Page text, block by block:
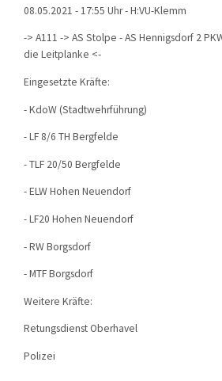
08.05.2021 - 17:55 Uhr - H:VU-Klemm
-> A111 -> AS Stolpe - AS Hennigsdorf 2
die Leitplanke <-
Eingesetzte Kräfte:
- KdoW (Stadtwehrführung)
- LF 8/6 TH Bergfelde
- TLF 20/50 Bergfelde
- ELW Hohen Neuendorf
- LF20 Hohen Neuendorf
- RW Borgsdorf
- MTF Borgsdorf
Weitere Kräfte:
Retungsdienst Oberhavel
Polizei